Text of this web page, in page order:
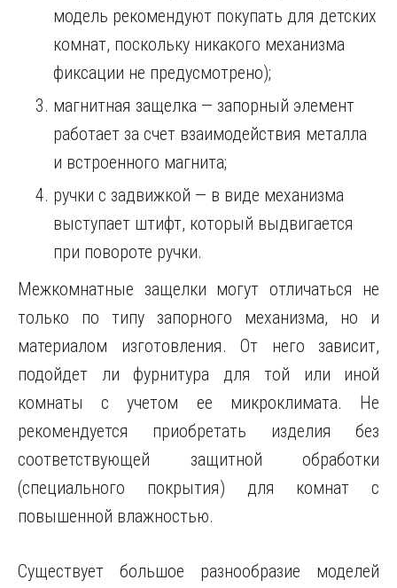
модель рекомендуют покупать для детских
комнат, поскольку никакого механизма
фиксации не предусмотрено);
магнитная защелка — запорный элемент
работает за счет взаимодействия металла
и встроенного магнита;
ручки с задвижкой — в виде механизма
выступает штифт, который выдвигается
при повороте ручки.
Межкомнатные защелки могут отличаться не
только по типу запорного механизма, но и
материалом изготовления. От него зависит,
подойдет ли фурнитура для той или иной
комнаты с учетом ее микроклимата. Не
рекомендуется приобретать изделия без
соответствующей защитной обработки
(специального покрытия) для комнат с
повышенной влажностью.
Существует большое разнообразие моделей